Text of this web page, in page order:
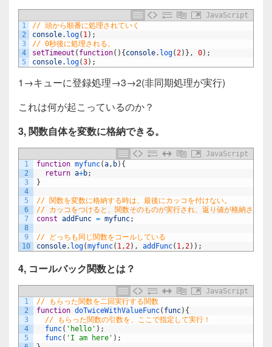
JavaScript
1
2
3
4
5
// 頭から順番に処理されていく
console. log( 1) ;
// 0秒後に処理される。
setTimeout ( function( ) {console. log(2) } , 0) ;
console. log(3) ;
1→キューに登録処理→3→2(非同期処理が実行)
これは何が起こっているのか？
3, 関数自体を変数に格納できる。
JavaScript
1
2
3
4
5
6
7
8
9
10
function myfunc(a, b) {
return a+b;
}
// 関数を変数に格納する時は、最後にカッコを付けない。
// カッコをつけると、関数そのものが実行され、返り値が格納される
const addFunc = myfunc;
// どっちも同じ関数をコールしている
console. log(myfunc( 1,2) , addFunc( 1,2) ) ;
4, コールバック関数とは？
JavaScript
1
2
3
4
5
// もらった関数を二回実行する関数
function doTwiceWithValueFunc( func) {
// もらった関数の引数を、ここで指定して実行！
func( 'hello' ) ;
func( 'I am here' ) ;